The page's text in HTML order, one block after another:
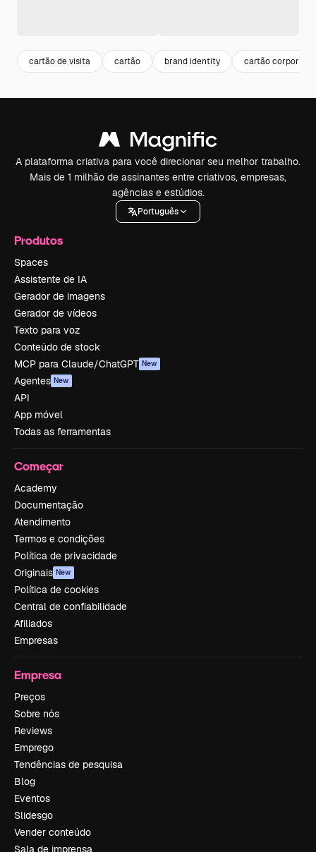
cartão de visita cartão brand identity cartão
A plataforma criativa para você direcionar seu melhor trabalho.
Mais de 1 milhão de assinantes entre criativos, empresas,
agências e estúdios.
Português
Produtos
Spaces
Assistente de IA
Gerador de imagens
Gerador de vídeos
Texto para voz
Conteúdo de stock
MCP para Claude/ChatGPT New
Agentes New
API
App móvel
Todas as ferramentas
Começar
Academy
Documentação
Atendimento
Termos e condições
Política de privacidade
Originais New
Política de cookies
Central de confiabilidade
Afiliados
Empresas
Empresa
Preços
Sobre nós
Reviews
Emprego
Tendências de pesquisa
Blog
Eventos
Slidesgo
Vender conteúdo
Sala de imprensa